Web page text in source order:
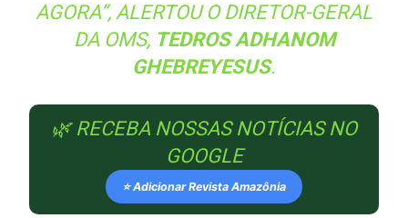
AGORA”, ALERTOU O DIRETOR-GERAL
DA OMS, TEDROS ADHANOM
GHEBREYESUS.
🌿 RECEBA NOSSAS NOTÍCIAS NO
GOOGLE
⭐ Adicionar Revista Amazônia